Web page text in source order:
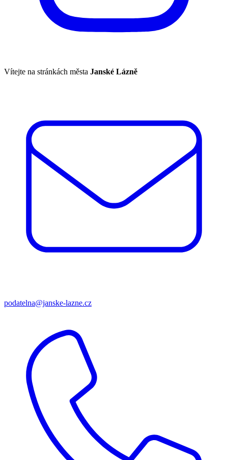
Vítejte na stránkách města Janské Lázně
podatelna@janske-lazne.cz